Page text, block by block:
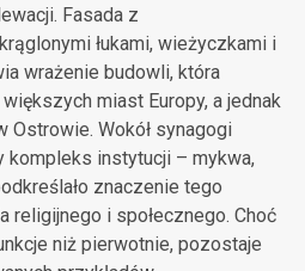
Fasada z
łukami, wieżyczkami i
wrażenie budowli, która
miast Europy, a jednak
Ostrowie. Wokół synagogi
kompleks instytucji – mykwa,
znaczenie tego
religijnego i społecznego. Choć
niż pierwotnie, pozostaje